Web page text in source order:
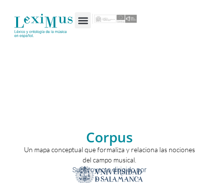
Corpus
Un mapa conceptual que formaliza y relaciona las nociones
del campo musical​.
Subproyecto dirigido por